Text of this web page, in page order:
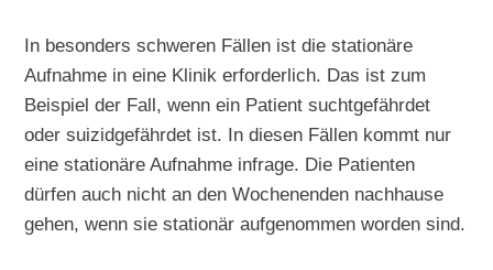
In besonders schweren Fällen ist die stationäre
Aufnahme in eine Klinik erforderlich. Das ist zum
Beispiel der Fall, wenn ein Patient suchtgefährdet
oder suizidgefährdet ist. In diesen Fällen kommt nur
eine stationäre Aufnahme infrage. Die Patienten
dürfen auch nicht an den Wochenenden nachhause
gehen, wenn sie stationär aufgenommen worden sind.